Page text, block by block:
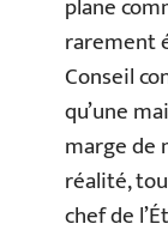
plane
rarement
Conseil
qu’une
marge de
réalité,
chef de